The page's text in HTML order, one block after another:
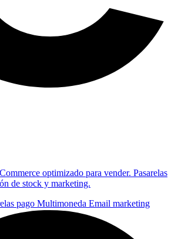
optimizado para vender. Pasarelas
de stock y marketing.
pago Multimoneda Email marketing